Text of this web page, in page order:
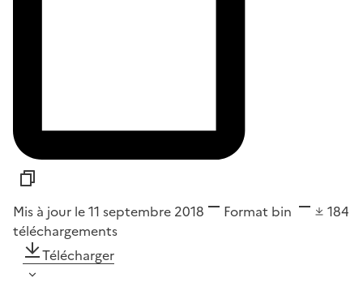
Mis à jour le 11 septembre 2018 Format bin
184
téléchargements
Télécharger